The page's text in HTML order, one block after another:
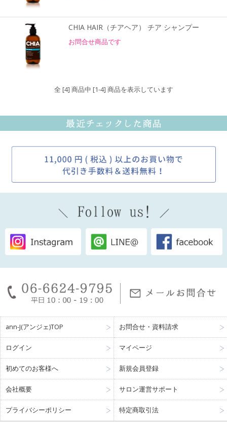
CHIA HAIR（チアヘア） チア シャンプー
お問合せ商品です
全 [4] 商品中 [1-4] 商品を表示しています
ann-J(アンジェ)TOP お問合せ・資料請求
ログイン マイページ
初めてのお客様へ 新規会員登録
会社概要 サロン運営サポート
プライバシーポリシー 特定商取引法